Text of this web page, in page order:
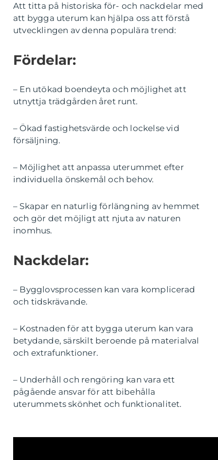
Att titta på historiska för- och nackdelar med
att bygga uterum kan hjälpa oss att förstå
utvecklingen av denna populära trend:
Fördelar:
– En utökad boendeyta och möjlighet att
utnyttja trädgården året runt.
– Ökad fastighetsvärde och lockelse vid
försäljning.
– Möjlighet att anpassa uterummet efter
individuella önskemål och behov.
– Skapar en naturlig förlängning av hemmet
och gör det möjligt att njuta av naturen
inomhus.
Nackdelar:
– Bygglovsprocessen kan vara komplicerad
och tidskrävande.
– Kostnaden för att bygga uterum kan vara
betydande, särskilt beroende på materialval
och extrafunktioner.
– Underhåll och rengöring kan vara ett
pågående ansvar för att bibehålla
uterummets skönhet och funktionalitet.